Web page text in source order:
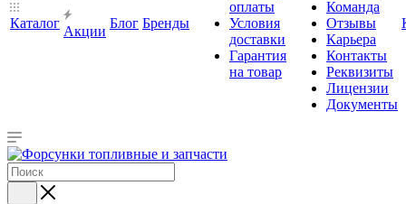
Каталог
Акции
Блог Бренды
оплаты
Условия
доставки
Гарантия
на товар
Команда
Отзывы
Карьера
Контакты
Реквизиты
Лицензии
Документы